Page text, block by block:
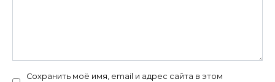
Сохранить моё имя, email и адрес сайта в этом